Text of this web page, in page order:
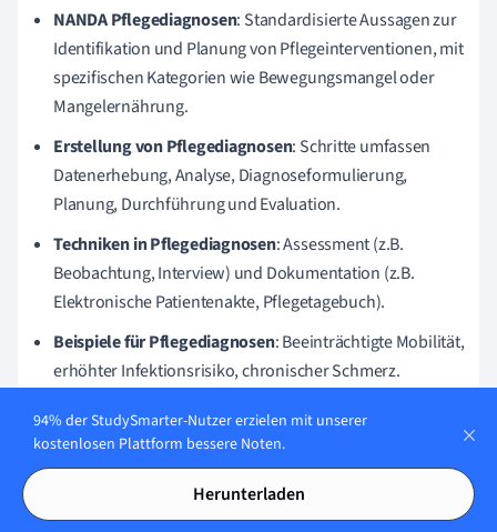
NANDA Pflegediagnosen: Standardisierte Aussagen zur
Identifikation und Planung von Pflegeinterventionen, mit
spezifischen Kategorien wie Bewegungsmangel oder
Mangelernährung.
Erstellung von Pflegediagnosen: Schritte umfassen
Datenerhebung, Analyse, Diagnoseformulierung,
Planung, Durchführung und Evaluation.
Techniken in Pflegediagnosen: Assessment (z.B.
Beobachtung, Interview) und Dokumentation (z.B.
Elektronische Patientenakte, Pflegetagebuch).
Beispiele für Pflegediagnosen: Beeinträchtigte Mobilität,
erhöhter Infektionsrisiko, chronischer Schmerz.
References
On the Validity of the Assumptions of the classical
Coupon Collector's Problem. Available at:
94% der StudySmarter-Nutzer erzielen mit unserer
kostenlosen Plattform bessere Noten.
Herunterladen